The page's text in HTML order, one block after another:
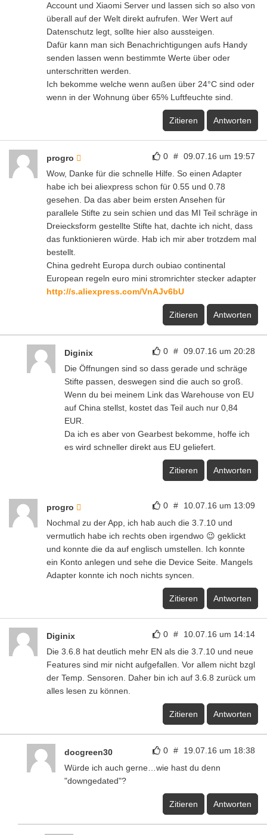
Account und Xiaomi Server und lassen sich so also von
überall auf der Welt direkt aufrufen. Wer Wert auf
Datenschutz legt, sollte hier also aussteigen.
Dafür kann man sich Benachrichtigungen aufs Handy
senden lassen wenn bestimmte Werte über oder
unterschritten werden.
Ich bekomme welche wenn außen über 24°C sind oder
wenn in der Wohnung über 65% Luftfeuchte sind.
Zitieren Antworten
0 # 09.07.16 um 19:57
progro
Wow, Danke für die schnelle Hilfe. So einen Adapter
habe ich bei aliexpress schon für 0.55 und 0.78
gesehen. Da das aber beim ersten Ansehen für
parallele Stifte zu sein schien und das MI Teil schräge in
Dreiecksform gestellte Stifte hat, dachte ich nicht, dass
das funktionieren würde. Hab ich mir aber trotzdem mal
bestellt.
China gedreht Europa durch oubiao continental
European regeln euro mini stromrichter stecker adapter
http://s.aliexpress.com/VnAJv6bU
Zitieren Antworten
0 # 09.07.16 um 20:28
Diginix
Die Öffnungen sind so dass gerade und schräge
Stifte passen, deswegen sind die auch so groß.
Wenn du bei meinem Link das Warehouse von EU
auf China stellst, kostet das Teil auch nur 0,84
EUR.
Da ich es aber von Gearbest bekomme, hoffe ich
es wird schneller direkt aus EU geliefert.
Zitieren Antworten
0 # 10.07.16 um 13:09
progro
Nochmal zu der App, ich hab auch die 3.7.10 und
vermutlich habe ich rechts oben irgendwo 😉 geklickt
und konnte die da auf englisch umstellen. Ich konnte
ein Konto anlegen und sehe die Device Seite. Mangels
Adapter konnte ich noch nichts syncen.
Zitieren Antworten
0 # 10.07.16 um 14:14
Diginix
Die 3.6.8 hat deutlich mehr EN als die 3.7.10 und neue
Features sind mir nicht aufgefallen. Vor allem nicht bzgl
der Temp. Sensoren. Daher bin ich auf 3.6.8 zurück um
alles lesen zu können.
Zitieren Antworten
0 # 19.07.16 um 18:38
docgreen30
Würde ich auch gerne…wie hast du denn
"downgedated"?
Zitieren Antworten